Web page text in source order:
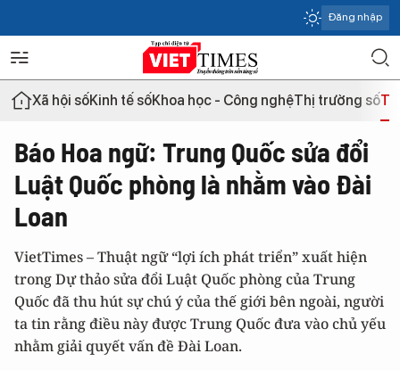
Đăng nhập
Xã hội sốKinh tế sốKhoa học - Công nghệThị trường số
Báo Hoa ngữ: Trung Quốc sửa đổi
Luật Quốc phòng là nhằm vào Đài
Loan
VietTimes – Thuật ngữ “lợi ích phát triển” xuất hiện
trong Dự thảo sửa đổi Luật Quốc phòng của Trung
Quốc đã thu hút sự chú ý của thế giới bên ngoài, người
ta tin rằng điều này được Trung Quốc đưa vào chủ yếu
nhằm giải quyết vấn đề Đài Loan.